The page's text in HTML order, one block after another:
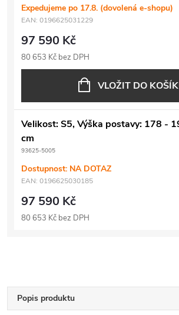
Expedujeme po 17.8. (dovolená e-shopu)
EAN: 0196625031229
97 590 Kč
80 653 Kč bez DPH
VLOŽIT DO
Velikost: S5, Výška postavy: 178 -
cm
93625-5005
Dostupnost: NA DOTAZ
EAN: 0196625030185
97 590 Kč
80 653 Kč bez DPH
Popis produktu